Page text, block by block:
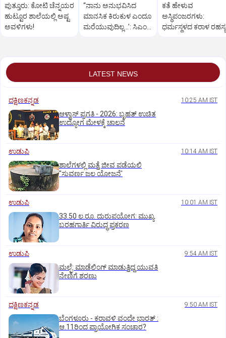
ಪುತ್ತೂರು: ಕೋಟಿ ಚೆನ್ನಯರ
ಹುಟ್ಟೂರ ಶಾಲೆಯಲ್ಲಿ ಅಷ್ಟ
ಅವಳಿಗಳು!
“ನಾನು ಅನುಭವಿಸಿದ
ಮಾನಸಿಕ ಕಿರುಕುಳ ಎಂದೂ
ಮರೆಯುವುದಿಲ್ಲ…’: ಸಿಎಂ
ಕತೆ ಹೇಳುವ
ಅಸ್ಥಿಪಂಜರಗಳು:
ಧರ್ಮಸ್ಥಳದ‌ ಕರಾಳ ರಹಸ್ಯ
LATEST NEWS
ದಕ್ಷಿಣಕನ್ನಡ 10:25 AM IST
ಆಳ್ವಾಸ್‌ ಪ್ರಗತಿ - 2026: ಬೃಹತ್ ಉಚಿತ
ಉದ್ಯೋಗ ಮೇಳಕ್ಕೆ ಚಾಲನೆ
ಉಡುಪಿ 10:14 AM IST
ಶಾಲೆಗಳಲ್ಲಿ ಮತ್ತೆ ಜೀವ ಪಡೆಯಲಿ
"ಸುವರ್ಣ ಜಲ ಯೋಜನೆ'
ಉಡುಪಿ 10:01 AM IST
33.50 ಲ.ರೂ. ದುರುಪಯೋಗ: ಮುಖ್ಯ
ಬರಹಗಾರ್ತಿ ವಿರುದ್ಧ ಪ್ರಕರಣ
ಉಡುಪಿ 9:54 AM IST
ಮಲ್ಪೆ: ಮಾಡೆಲಿಂಗ್ ಮಾಡುತ್ತಿದ್ದ ಯುವತಿ
ನೇಣಿಗೆ ಶರಣು
ದಕ್ಷಿಣಕನ್ನಡ 9:50 AM IST
ಬೆಂಗಳೂರು - ಕರಾವಳಿ ವಂದೇ ಭಾರತ್‌ :
ಆ.11ರಿಂದ ಪ್ರಾಯೋಗಿಕ ಸಂಚಾರ?